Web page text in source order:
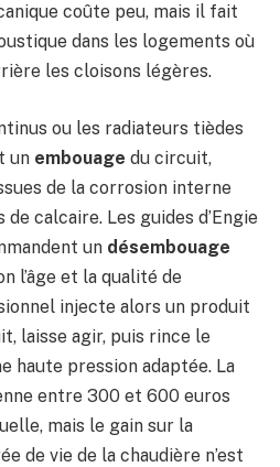
coûte peu, mais il fait
dans les logements où
les cloisons légères.
ou les radiateurs tièdes
un embouage du circuit,
de la corrosion interne
calcaire. Les guides d’Engie
un désembouage
l’âge et la qualité de
injecte alors un produit
laisse agir, puis rince le
haute pression adaptée. La
entre 300 et 600 euros
mais le gain sur la
de vie de la chaudière n’est